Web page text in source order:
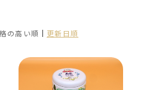
の高い順 更新日順